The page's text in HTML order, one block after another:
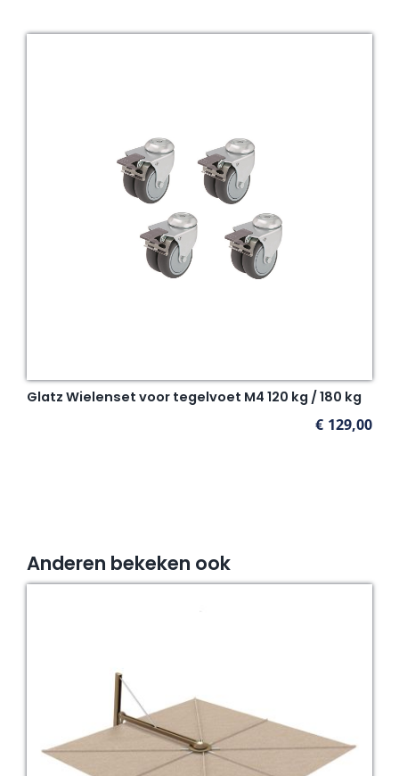
Glatz Wielenset voor tegelvoet M4 120 kg / 180 kg
€ 129,00
Anderen bekeken ook